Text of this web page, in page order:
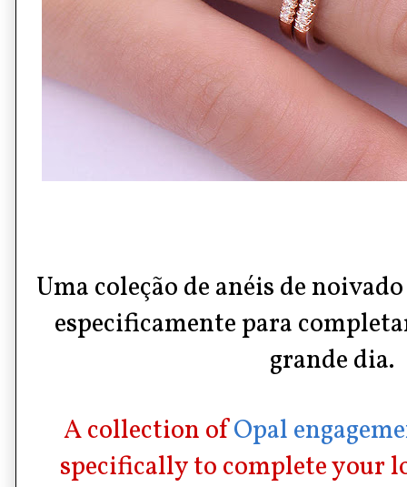
Uma coleção de anéis de
especificamente para
grande dia.
A collection ofOpal
specifically to complete your